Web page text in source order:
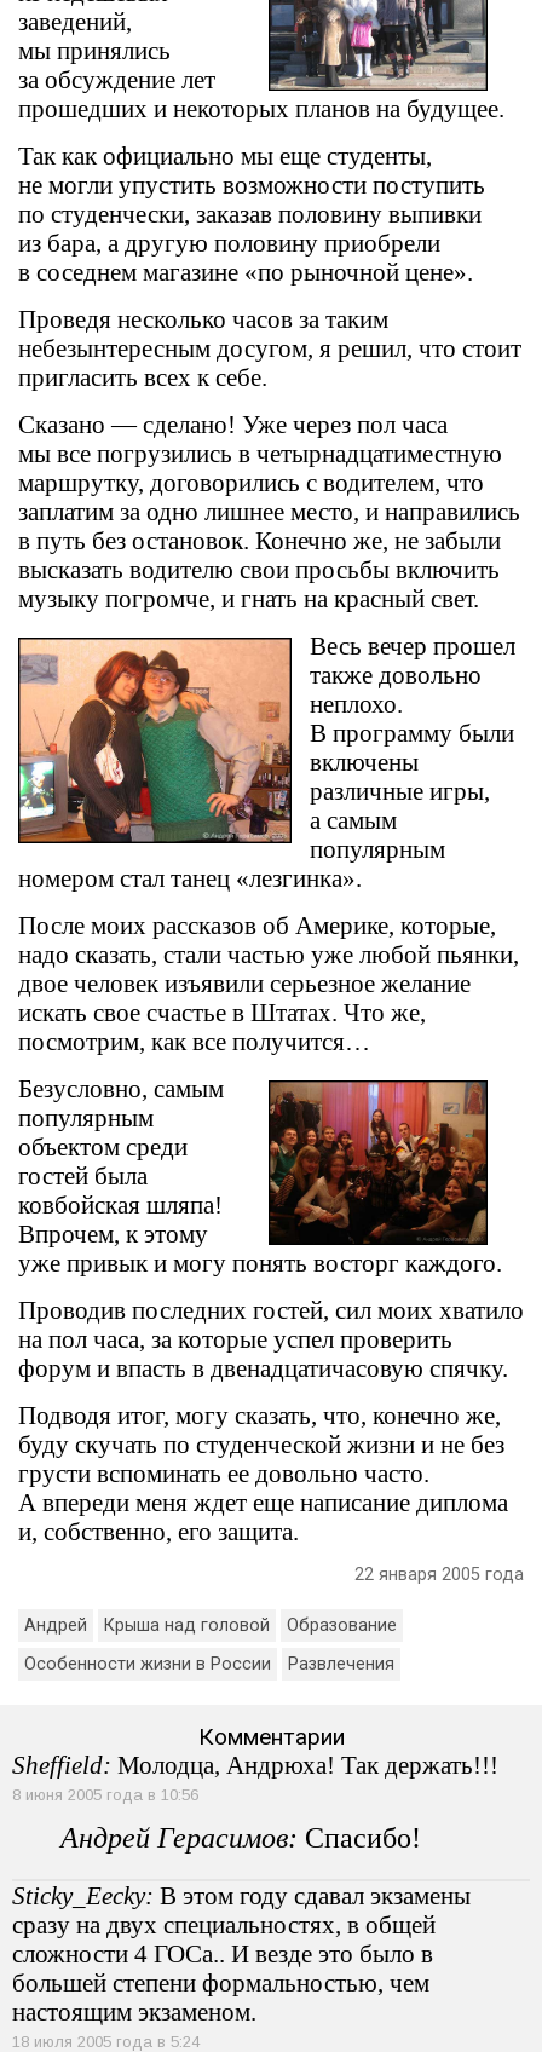
заведений,
мы принялись
за обсуждение лет
прошедших и некоторых планов на будущее.
Так как официально мы еще студенты,
не могли упустить возможности поступить
по студенчески, заказав половину выпивки
из бара, а другую половину приобрели
в соседнем магазине «по рыночной цене».
Проведя несколько часов за таким
небезынтересным досугом, я решил, что стоит
пригласить всех к себе.
Сказано — сделано! Уже через пол часа
мы все погрузились в четырнадцатиместную
маршрутку, договорились с водителем, что
заплатим за одно лишнее место, и направились
в путь без остановок. Конечно же, не забыли
высказать водителю свои просьбы включить
музыку погромче, и гнать на красный свет.
Весь вечер прошел
также довольно
неплохо.
В программу были
включены
различные игры,
а самым
популярным
номером стал танец «лезгинка».
После моих рассказов об Америке, которые,
надо сказать, стали частью уже любой пьянки,
двое человек изъявили серьезное желание
искать свое счастье в Штатах. Что же,
посмотрим, как все получится…
Безусловно, самым
популярным
объектом среди
гостей была
ковбойская шляпа!
Впрочем, к этому
уже привык и могу понять восторг каждого.
Проводив последних гостей, сил моих хватило
на пол часа, за которые успел проверить
форум и впасть в двенадцатичасовую спячку.
Подводя итог, могу сказать, что, конечно же,
буду скучать по студенческой жизни и не без
грусти вспоминать ее довольно часто.
А впереди меня ждет еще написание диплома
и, собственно, его защита.
22 января 2005 года
Андрей Крыша над головой
Образование
Особенности жизни в России
Развлечения
Комментарии
Sheffield: Молодца, Андрюха! Так держать!!!
8 июня 2005 года в 10:56
Андрей Герасимов: Спасибо!
Sticky_Eecky: В этом году сдавал экзамены
сразу на двух специальностях, в общей
сложности 4 ГОСа.. И везде это было в
большей степени формальностью, чем
настоящим экзаменом.
18 июля 2005 года в 5:24